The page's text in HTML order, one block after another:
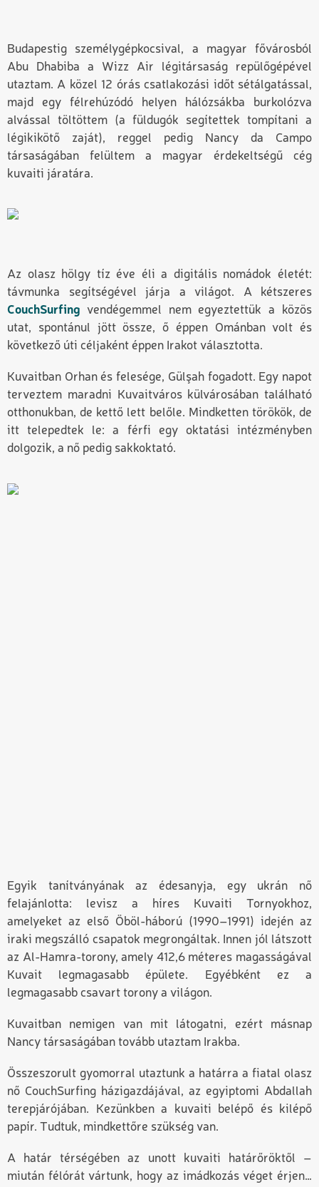
Budapestig személygépkocsival, a magyar fővárosból
Abu Dhabiba a Wizz Air légitársaság repülőgépével
utaztam. A közel 12 órás csatlakozási időt sétálgatással,
majd egy félrehúzódó helyen hálózsákba burkolózva
alvással töltöttem (a füldugók segítettek tompítani a
légikikötő zaját), reggel pedig Nancy da Campo
társaságában felültem a magyar érdekeltségű cég
kuvaiti járatára.
Az olasz hölgy tíz éve éli a digitális nomádok életét:
távmunka segítségével járja a világot. A kétszeres
CouchSurfing vendégemmel nem egyeztettük a közös
utat, spontánul jött össze, ő éppen Ománban volt és
következő úti céljaként éppen Irakot választotta.
Kuvaitban Orhan és felesége, Gülşah fogadott. Egy napot
terveztem maradni Kuvaitváros külvárosában található
otthonukban, de kettő lett belőle. Mindketten törökök, de
itt telepedtek le: a férfi egy oktatási intézményben
dolgozik, a nő pedig sakkoktató.
Egyik tanítványának az édesanyja, egy ukrán nő
felajánlotta: levisz a híres Kuvaiti Tornyokhoz,
amelyeket az első Öböl-háború (1990–1991) idején az
iraki megszálló csapatok megrongáltak. Innen jól látszott
az Al-Hamra-torony, amely 412,6 méteres magasságával
Kuvait legmagasabb épülete. Egyébként ez a
legmagasabb csavart torony a világon.
Kuvaitban nemigen van mit látogatni, ezért másnap
Nancy társaságában tovább utaztam Irakba.
Összeszorult gyomorral utaztunk a határra a fiatal olasz
nő CouchSurfing házigazdájával, az egyiptomi Abdallah
terepjárójában. Kezünkben a kuvaiti belépő és kilépő
papír. Tudtuk, mindkettőre szükség van.
A határ térségében az unott kuvaiti határőröktől –
miután félórát vártunk, hogy az imádkozás véget érjen…